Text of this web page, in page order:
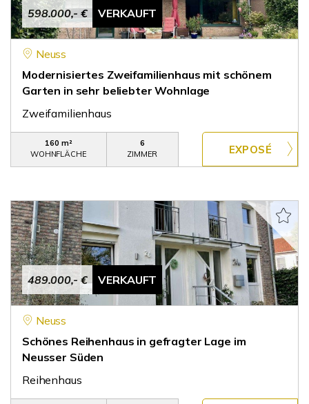
598.000,- € VERKAUFT
Neuss
Modernisiertes Zweifamilienhaus mit schönem
Garten in sehr beliebter Wohnlage
Zweifamilienhaus
160 m²
WOHNFLÄCHE
6
ZIMMER
489.000,- € VERKAUFT
Neuss
Schönes Reihenhaus in gefragter Lage im
Neusser Süden
Reihenhaus